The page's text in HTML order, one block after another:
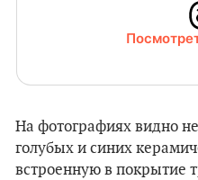
На фотографиях видно
голубых и синих
встроенную в покрытие